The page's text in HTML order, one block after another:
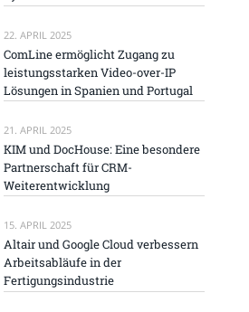
22. APRIL 2025
ComLine ermöglicht Zugang zu
leistungsstarken Video-over-IP
Lösungen in Spanien und Portugal
21. APRIL 2025
KIM und DocHouse: Eine besondere
Partnerschaft für CRM-
Weiterentwicklung
15. APRIL 2025
Altair und Google Cloud verbessern
Arbeitsabläufe in der
Fertigungsindustrie